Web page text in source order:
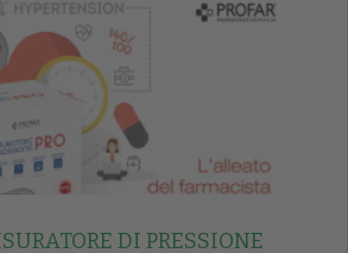
DI PRESSIONE